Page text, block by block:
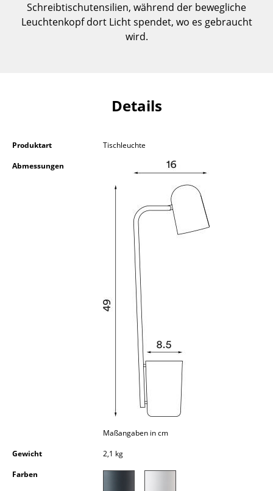
Aufbewahren
Sideboards & Kommoden
... alle Aufbewahrungsmöbel
Hängeleuchten & Deckenleuchten
Stehleuchten & Leseleuchten
Wandleuchten
Outdoor-Leuchten
Schreibtischutensilien, während der bewegliche
Leuchtenkopf dort Licht spendet, wo es gebraucht
wird.
Details
Produktart
Tischleuchte
Abmessungen
Maßangaben in cm
Gewicht
2,1 kg
Farben